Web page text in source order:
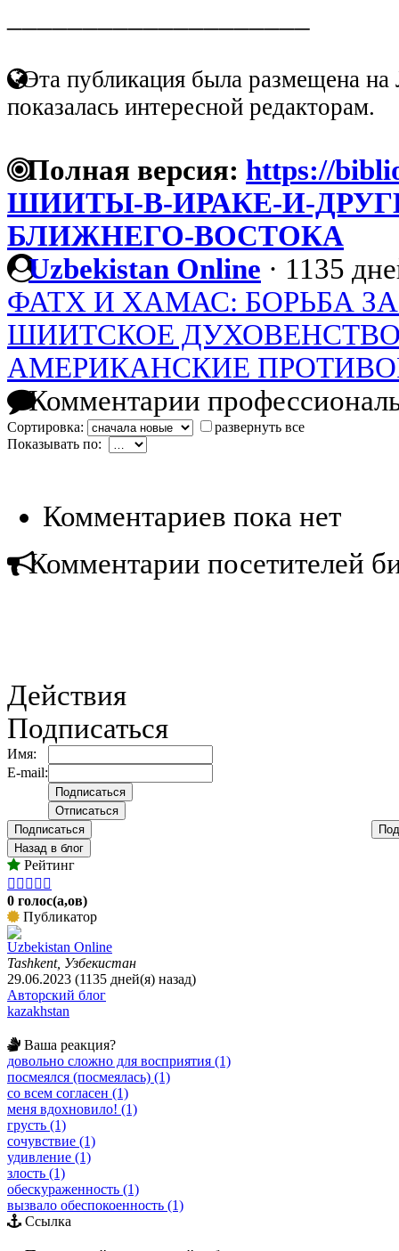
Эта публикация была размещена на
показалась интересной редакторам.
Полная версия: https://
ШИИТЫ-В-ИРАКЕ-И-
БЛИЖНЕГО-ВОСТОКА
Uzbekistan Online · 1135
ФАТХ И ХАМАС: БОРЬБА
ШИИТСКОЕ
АМЕРИКАНСКИЕ
Комментарии
Сортировка:
развернуть все
Показывать по:
Комментариев пока нет
Комментарии посетителей
Действия
Подписаться
Имя:
E-mail:
Подписаться
Назад в блог
Рейтинг
    
0 голос(а,ов)
Публикатор
Uzbekistan Online
Tashkent, Узбекистан
29.06.2023 (1135 дней(я) назад)
Авторский блог
kazakhstan
Ваша реакция?
довольно сложно для восприятия (1)
посмеялся (посмеялась) (1)
со всем согласен (1)
меня вдохновило! (1)
грусть (1)
сочувствие (1)
удивление (1)
злость (1)
обескураженность (1)
вызвало обеспокоенность (1)
Ссылка